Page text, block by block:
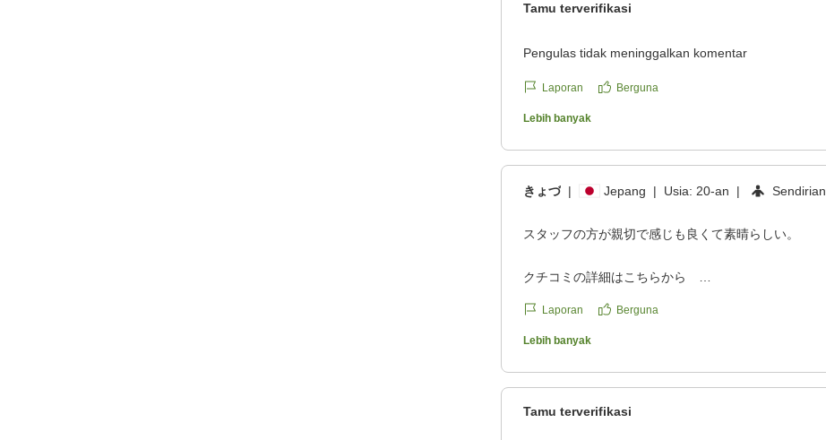
Tamu terverifikasi
Pengulas tidak meninggalkan komentar
Laporan Berguna
Lebih banyak
きょづ | Jepang | Usia: 20-an | Sendirian
スタッフの方が親切で感じも良くて素晴らしい。
クチコミの詳細はこちらから
reviewId=33123478299395
Laporan Berguna
Lebih banyak
Tamu terverifikasi